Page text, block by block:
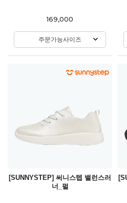
169,000
주문가능사이즈
[SUNNYSTEP] 써니스텝 밸런스러
너_펄